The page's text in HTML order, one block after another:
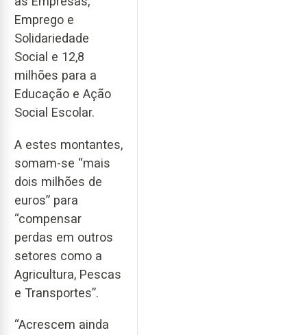
Emprego e
Solidariedade
Social e 12,8
milhões para a
Educação e Ação
Social Escolar.
A estes montantes,
somam-se “mais
dois milhões de
euros” para
“compensar
perdas em outros
setores como a
Agricultura, Pescas
e Transportes”.
“Acrescem ainda